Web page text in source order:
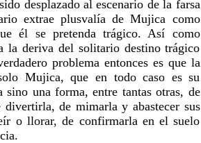
desplazado al escenario de la farsa
extrae plusvalía de Mujica como
él se pretenda trágico. Así como
la deriva del solitario destino trágico
problema entonces es que la
Mujica, que en todo caso es su
sino una forma, entre tantas otras, de
divertirla, de mimarla y abastecer sus
o llorar, de confirmarla en el suelo